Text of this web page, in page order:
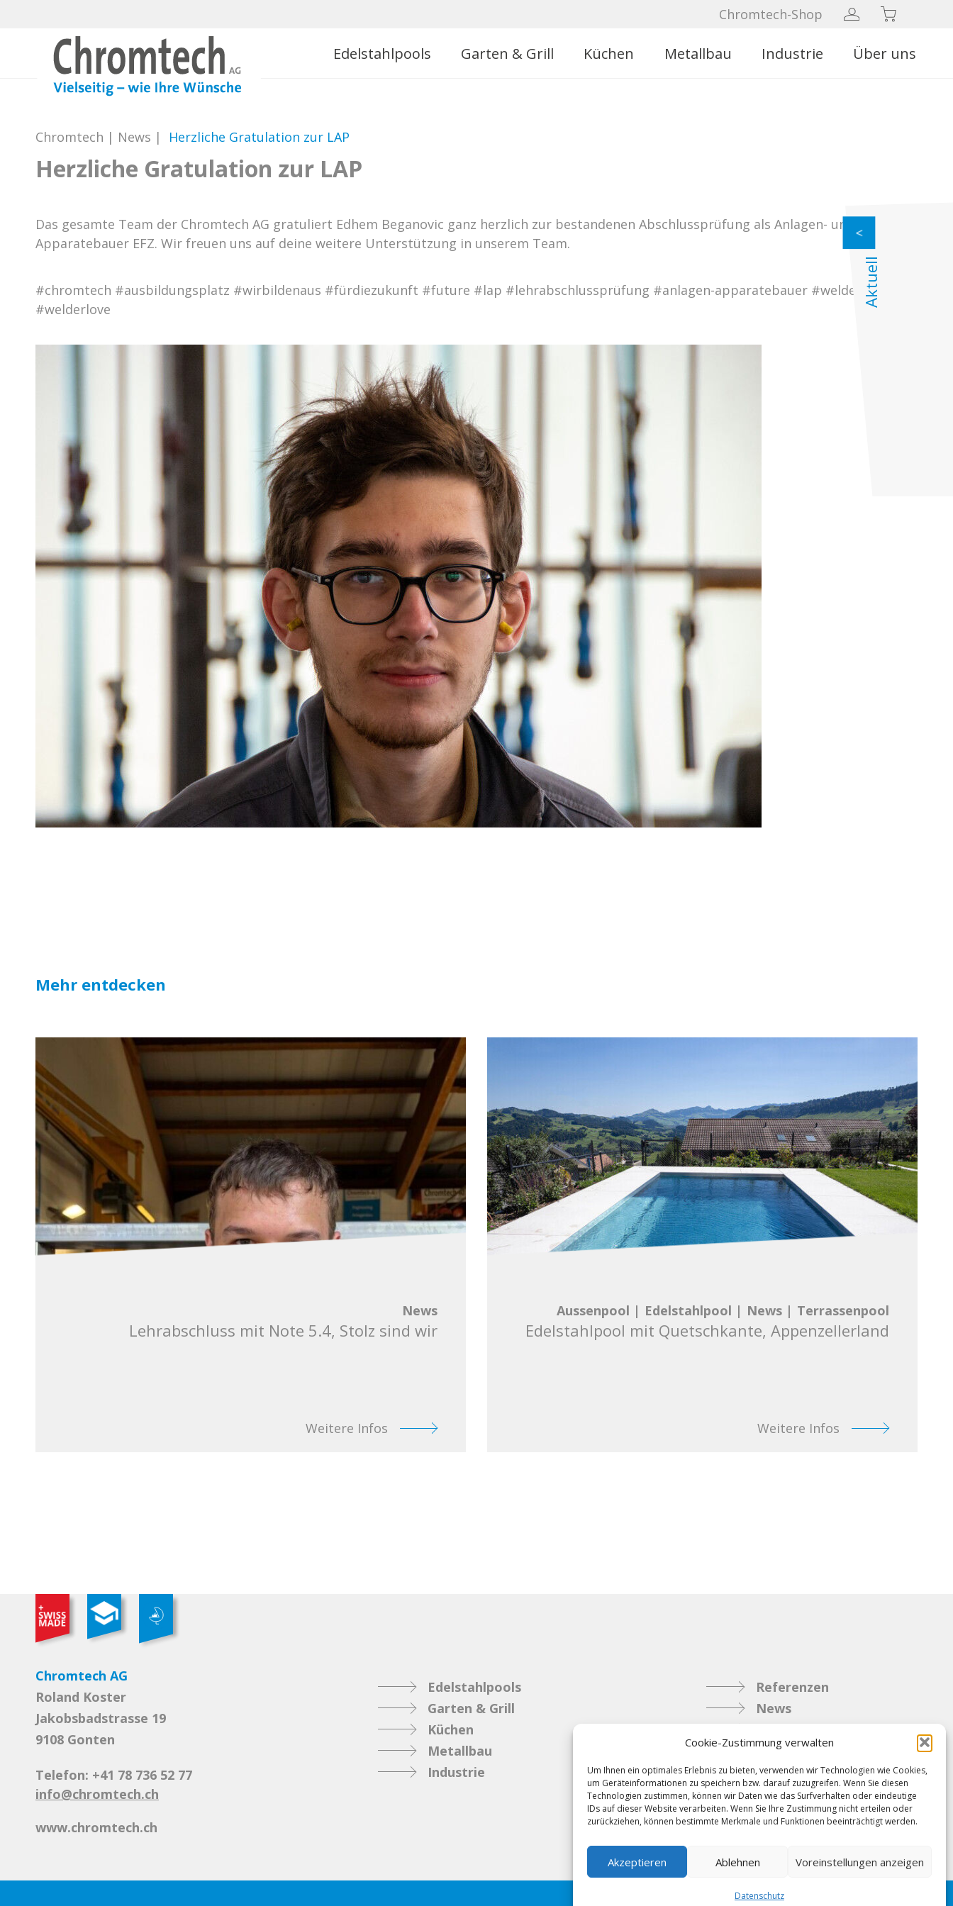
Cookie-Zustimmung verwalten
Um Ihnen ein optimales Erlebnis zu bieten, verwenden wir Technologien wie Cookies,
um Geräteinformationen zu speichern bzw. darauf zuzugreifen. Wenn Sie diesen
Technologien zustimmen, können wir Daten wie das Surfverhalten oder eindeutige
IDs auf dieser Website verarbeiten. Wenn Sie Ihre Zustimmung nicht erteilen oder
zurückziehen, können bestimmte Merkmale und Funktionen beeinträchtigt werden.
Akzeptieren Ablehnen Voreinstellungen anzeigen
Datenschutz
Chromtech-Shop
Edelstahlpools Garten & Grill Küchen Metallbau Industrie Über uns
Chromtech | News | Herzliche Gratulation zur LAP
Herzliche Gratulation zur LAP
Das gesamte Team der Chromtech AG gratuliert Edhem Beganovic ganz herzlich zur bestandenen Abschlussprüfung als Anlagen- und
Apparatebauer EFZ. Wir freuen uns auf deine weitere Unterstützung in unserem Team.
#chromtech #ausbildungsplatz #wirbildenaus #fürdiezukunft #future #lap #lehrabschlussprüfung #anlagen-apparatebauer #welderface
#welderlove
Mehr entdecken
News
Lehrabschluss mit Note 5.4, Stolz sind wir
Weitere Infos
Aussenpool | Edelstahlpool | News | Terrassenpool
Edelstahlpool mit Quetschkante, Appenzellerland
Weitere Infos
Aktuell
Chromtech AG
Roland Koster
Jakobsbadstrasse 19
9108 Gonten
Telefon: +41 78 736 52 77
info@chromtech.ch
www.chromtech.ch
Edelstahlpools
Garten & Grill
Küchen
Metallbau
Industrie
Referenzen
News
Impressum
Kontakt
AGBs & Verbindlichkeiten
Folgen Sie uns schon?